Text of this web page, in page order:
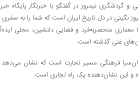
گردشگری نیمروز در گفتگو با خبرنگار پایگاه
نگینی در دل تاریخ ایران است که شما را به سفری
معماری منحصربه‌فرد و فضایی دلنشین، محلی
غنی گذشته است.
فرهنگی مسیر تجارت است که نشان می‌دهد
و این نشان‌دهنده یک راه تجاری است.